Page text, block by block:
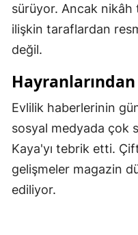
sürüyor. Ancak
ilişkin taraflardan
değil.
Evlilik haberlerinin
sosyal medyada çok
Kaya'yı tebrik etti.
gelişmeler magazin
ediliyor.